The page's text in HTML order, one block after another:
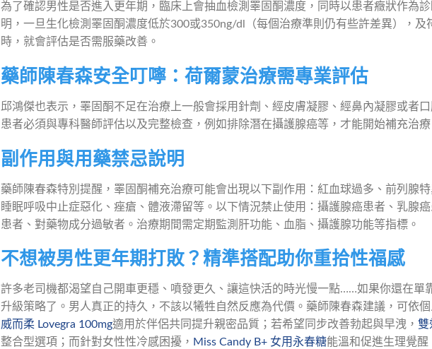
為了確認男性是否進入更年期，臨床上會抽血檢測睪固酮濃度，同時以患者癥狀作為
明，一旦生化檢測睪固酮濃度低於300或350ng/dl（每個治療準則仍有些許差異），及
時，就會評估是否需服藥改善。
藥師陳春森安全叮嚀：荷爾蒙治療需專業評估
邱鴻傑也表示，睪固酮不足在治療上一般會採用針劑、經皮膚凝膠、經鼻內凝膠或者
患者必須與專科醫師評估以及完整檢查，例如排除潛在攝護腺癌等，才能開始補充治療
副作用與用藥禁忌說明
藥師陳春森特別提醒，睪固酮補充治療可能會出現以下副作用：紅血球過多、前列腺特
睡眠呼吸中止症惡化、痤瘡、體液滯留等。以下情況禁止使用：攝護腺癌患者、乳腺
患者、對藥物成分過敏者。治療期間需定期監測肝功能、血脂、攝護腺功能等指標。
不想被男性更年期打敗？精準搭配助你重拾性福感
許多老司機都渴望自己開車更穩、噴發更久、讓這快活的時光慢一點……如果你還在單
升級策略了。男人真正的持久，不該以犧牲自然反應為代價。藥師陳春森建議，可依個
威而柔 Lovegra 100mg適用於伴侶共同提升親密品質；若希望同步改善勃起與早洩， 雙
整合型選項；而針對女性性冷感困擾， Miss Candy B+ 女用永春糖能溫和促進生理覺醒